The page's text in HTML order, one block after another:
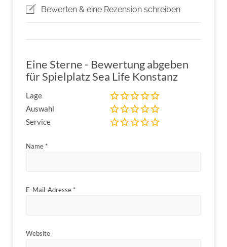
Bewerten & eine Rezension schreiben
Eine Sterne - Bewertung abgeben
für Spielplatz Sea Life Konstanz
Lage
Auswahl
Service
Name *
E-Mail-Adresse *
Website